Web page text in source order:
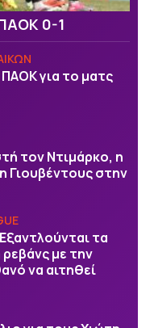
0-1
για το ματς
τον Ντιμάρκο, η
Γιουβέντους στην
τα
ρεβάνς με την
να αιτηθεί